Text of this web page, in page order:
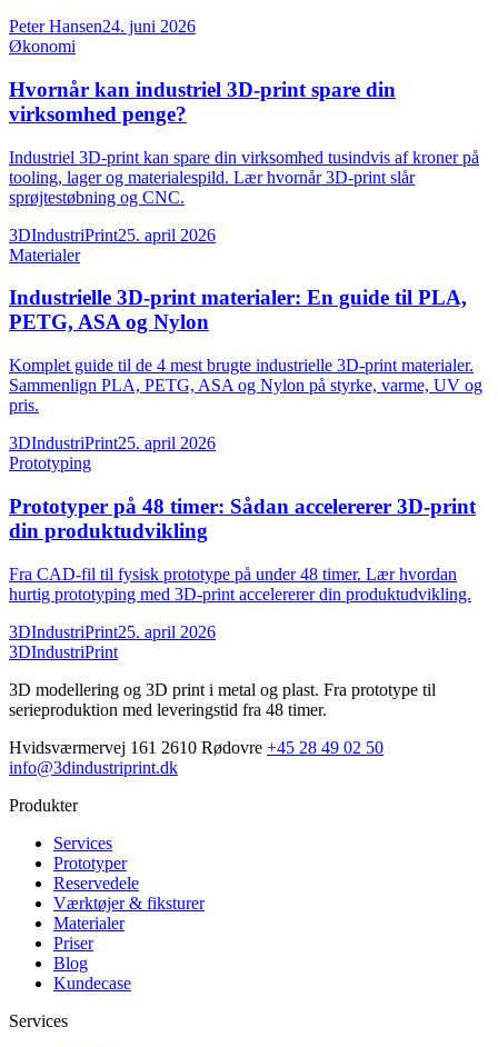
Peter Hansen24. juni 2026
Økonomi
Hvornår kan industriel 3D-print spare din
virksomhed penge?
Industriel 3D-print kan spare din virksomhed tusindvis af kroner på
tooling, lager og materialespild. Lær hvornår 3D-print slår
sprøjtestøbning og CNC.
3DIndustriPrint25. april 2026
Materialer
Industrielle 3D-print materialer: En guide til PLA,
PETG, ASA og Nylon
Komplet guide til de 4 mest brugte industrielle 3D-print materialer.
Sammenlign PLA, PETG, ASA og Nylon på styrke, varme, UV og
pris.
3DIndustriPrint25. april 2026
Prototyping
Prototyper på 48 timer: Sådan accelererer 3D-print
din produktudvikling
Fra CAD-fil til fysisk prototype på under 48 timer. Lær hvordan
hurtig prototyping med 3D-print accelererer din produktudvikling.
3DIndustriPrint25. april 2026
3DIndustriPrint
3D modellering og 3D print i metal og plast. Fra prototype til
serieproduktion med leveringstid fra 48 timer.
Hvidsværmervej 161 2610 Rødovre +45 28 49 02 50
info@3dindustriprint.dk
Produkter
Services
Prototyper
Reservedele
Værktøjer & fiksturer
Materialer
Priser
Blog
Kundecase
Services